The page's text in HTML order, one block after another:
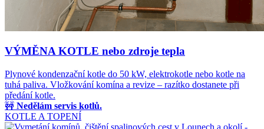
VÝMĚNA KOTLE nebo zdroje tepla
Plynové kondenzační kotle do 50 kW, elektrokotle nebo kotle na
tuhá paliva. Vložkování komína a revize – razítko dostanete při
předání kotle.
🚧 Nedělám servis kotlů.
KOTLE A TOPENÍ